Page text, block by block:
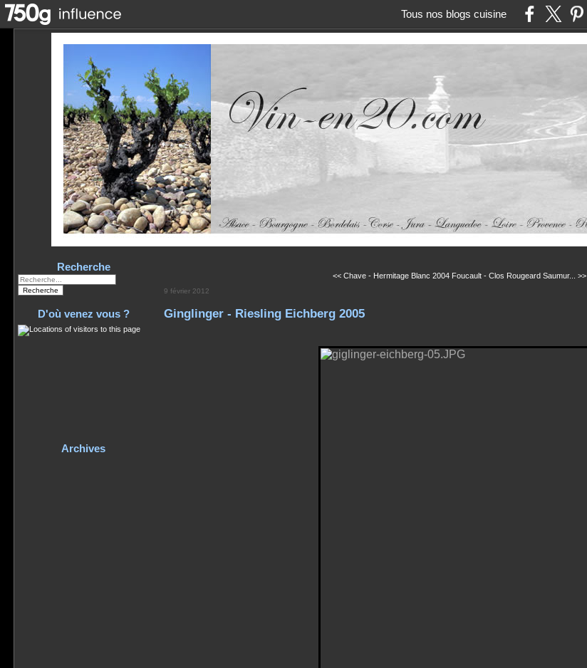
Tous nos blogs cuisine
Recherche
D'où venez vous ?
Archives
<< Chave - Hermitage Blanc 2004 Foucault - Clos Rougeard Saumur... >>
9 février 2012
Ginglinger - Riesling Eichberg 2005